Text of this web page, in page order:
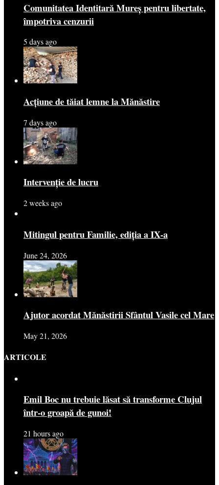
Comunitatea Identitară Mureș pentru libertate,
împotriva cenzurii
5 days ago
Acțiune de tăiat lemne la Mănăstire
7 days ago
Intervenție de lucru
2 weeks ago
Mitingul pentru Familie, ediția a IX-a
June 24, 2026
Ajutor acordat Mănăstirii Sfântul Vasile cel Mare
May 21, 2026
ARTICOLE
Emil Boc nu trebuie lăsat să transforme Clujul
într-o groapă de gunoi!
21 hours ago